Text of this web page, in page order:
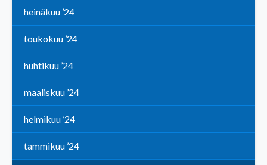
heinäkuu ’24
toukokuu ’24
huhtikuu ’24
maaliskuu ’24
helmikuu ’24
tammikuu ’24